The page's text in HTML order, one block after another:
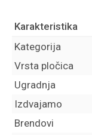
Karakteristika
Kategorija
Vrsta pločica
Ugradnja
Izdvajamo
Brendovi